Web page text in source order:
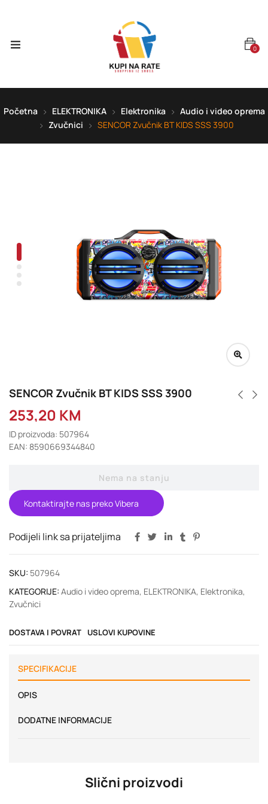
0
Početna ELEKTRONIKA Elektronika
Audio i video oprema
Zvučnici
SENCOR Zvučnik BT KIDS SSS 3900
SENCOR Zvučnik BT KIDS SSS 3900
253,20 KM
ID proizvoda: 507964
EAN: 8590669344840
Nema na stanju
Kontaktirajte nas preko Vibera
Podijeli link sa prijateljima
SKU: 507964
KATEGORIJE: Audio i video oprema, ELEKTRONIKA, Elektronika,
Zvučnici
DOSTAVA I POVRAT USLOVI KUPOVINE
SPECIFIKACIJE
OPIS
DODATNE INFORMACIJE
Slični proizvodi